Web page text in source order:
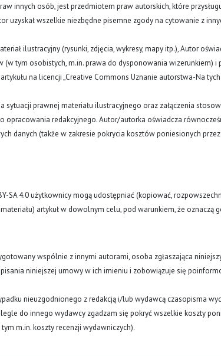
innych osób, jest przedmiotem praw autorskich, które
uzyskał wszelkie niezbędne pisemne zgody na cytowanie z
ilustracyjny (rysunki, zdjęcia, wykresy, mapy itp.), Autor
(w tym osobistych, m.in. prawa do dysponowania wizerunkiem) i
na licencji „Creative Commons Uznanie autorstwa-Na
sytuacji prawnej materiału ilustracyjnego oraz załączenia
opracowania redakcyjnego. Autor/autorka oświadcza
danych (także w zakresie pokrycia kosztów poniesionych
SA 4.0 użytkownicy mogą udostępniać (kopiować,
artykuł w dowolnym celu, pod warunkiem, że
wspólnie z innymi autorami, osoba zgłaszająca
niniejszej umowy w ich imieniu i zobowiązuje się
nieuzgodnionego z redakcją i/lub wydawcą czasopisma
do innego wydawcy zgadzam się pokryć wszelkie koszty
m.in. koszty recenzji wydawniczych).